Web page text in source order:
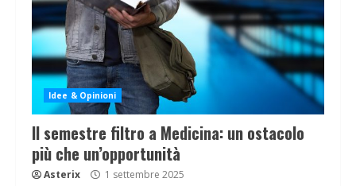
Idee & Opinioni
Il semestre filtro a Medicina: un ostacolo
più che un’opportunità
Asterix 1 settembre 2025